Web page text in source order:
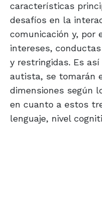
características
desafíos en la
comunicación y, por
intereses,
y restringidas. Es
autista, se tomarán
dimensiones según
en cuanto a estos
lenguaje, nivel